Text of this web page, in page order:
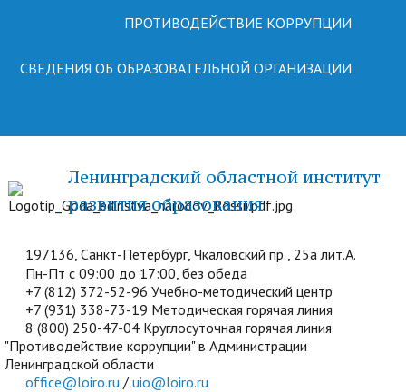
ПРОТИВОДЕЙСТВИЕ КОРРУПЦИИ
СВЕДЕНИЯ ОБ ОБРАЗОВАТЕЛЬНОЙ ОРГАНИЗАЦИИ
Ленинградский областной институт
развития образования
197136, Санкт-Петербург, Чкаловский пр., 25а лит.А.
Пн-Пт с 09:00 до 17:00, без обеда
+7 (812) 372-52-96 Учебно-методический центр
+7 (931) 338-73-19 Методическая горячая линия
8 (800) 250-47-04 Круглосуточная горячая линия
"Противодействие коррупции" в Администрации
Ленинградской области
office@loiro.ru / uio@loiro.ru